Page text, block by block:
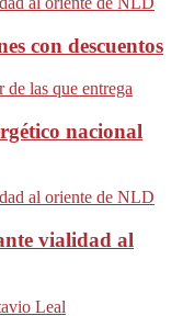
con descuentos
nacional
vialidad al